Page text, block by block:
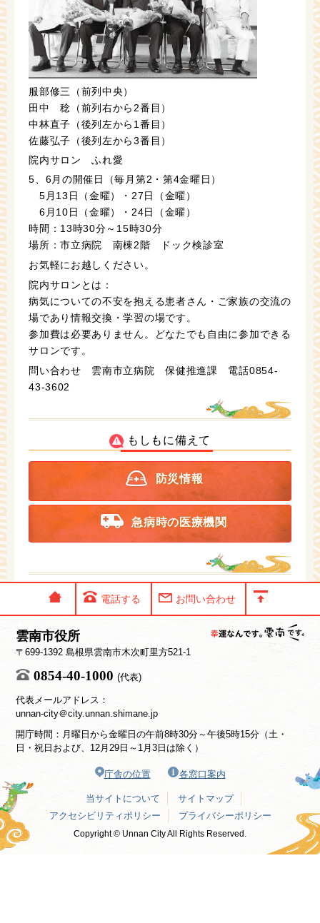
服部修三（前列中央）
田中 稔（前列右から2番目）
中林直子（後列左から1番目）
佐藤弘子（後列左から3番目）
院内サロン ふれ愛
5、6月の開催日（毎月第2・第4金曜日）
5月13日（金曜）・27日（金曜）
6月10日（金曜）・24日（金曜）
時間：13時30分～15時30分
場所：市立病院 南棟2階 ドック検診室
お気軽にお越しください。
院内サロンとは：
病気についての不安を抱える患者さん・ご家族の交流の
場であり情報交換・学習の場です。
参加費は必要ありません。どなたでも自由に参加できる
サロンです。
問い合わせ 雲南市立病院 保健推進課 電話0854-
43-3602
もしもに備えて
防災情報
急病時の医療機関
電話する お問い合わせ
雲南市役所
〒699-1392 島根県雲南市木次町里方521-1
0854-40-1000 (代表)
代表メールアドレス：
unnan-city＠city.unnan.shimane.jp
開庁時間：月曜日から金曜日の午前8時30分～午後5時15分（土・
日・祝日および、12月29日～1月3日は除く）
庁舎の位置 各窓口案内
当サイトについて
サイトマップ
アクセシビリティポリシー
プライバシーポリシー
Copyright © Unnan City All Rights Reserved.